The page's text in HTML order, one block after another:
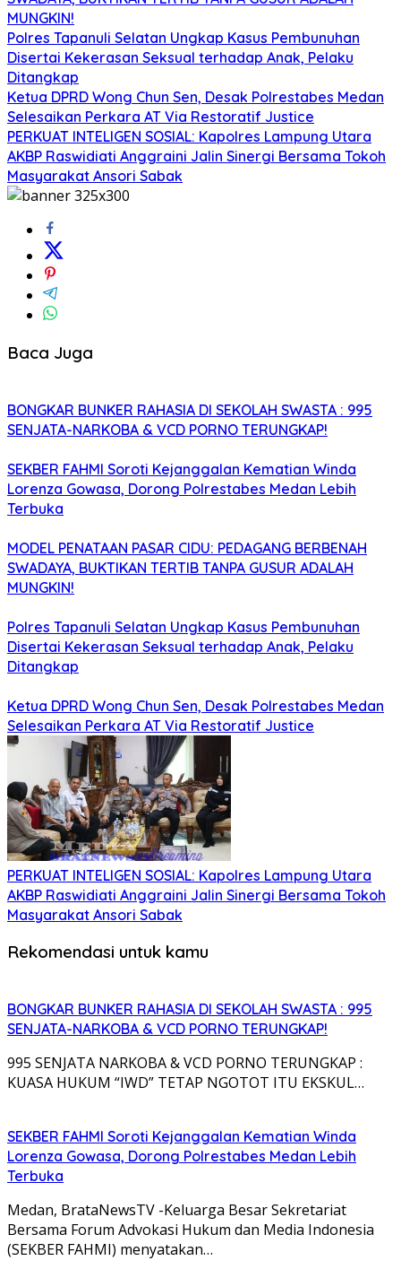
MUNGKIN!
Polres Tapanuli Selatan Ungkap Kasus Pembunuhan
Disertai Kekerasan Seksual terhadap Anak, Pelaku
Ditangkap
Ketua DPRD Wong Chun Sen, Desak Polrestabes Medan
Selesaikan Perkara AT Via Restoratif Justice
PERKUAT INTELIGEN SOSIAL: Kapolres Lampung Utara
AKBP Raswidiati Anggraini Jalin Sinergi Bersama Tokoh
Masyarakat Ansori Sabak
Baca Juga
BONGKAR BUNKER RAHASIA DI SEKOLAH SWASTA : 995
SENJATA-NARKOBA & VCD PORNO TERUNGKAP!
SEKBER FAHMI Soroti Kejanggalan Kematian Winda
Lorenza Gowasa, Dorong Polrestabes Medan Lebih
Terbuka
MODEL PENATAAN PASAR CIDU: PEDAGANG BERBENAH
SWADAYA, BUKTIKAN TERTIB TANPA GUSUR ADALAH
MUNGKIN!
Polres Tapanuli Selatan Ungkap Kasus Pembunuhan
Disertai Kekerasan Seksual terhadap Anak, Pelaku
Ditangkap
Ketua DPRD Wong Chun Sen, Desak Polrestabes Medan
Selesaikan Perkara AT Via Restoratif Justice
PERKUAT INTELIGEN SOSIAL: Kapolres Lampung Utara
AKBP Raswidiati Anggraini Jalin Sinergi Bersama Tokoh
Masyarakat Ansori Sabak
Rekomendasi untuk kamu
BONGKAR BUNKER RAHASIA DI SEKOLAH SWASTA : 995
SENJATA-NARKOBA & VCD PORNO TERUNGKAP!
995 SENJATA NARKOBA & VCD PORNO TERUNGKAP :
KUASA HUKUM “IWD” TETAP NGOTOT ITU EKSKUL…
SEKBER FAHMI Soroti Kejanggalan Kematian Winda
Lorenza Gowasa, Dorong Polrestabes Medan Lebih
Terbuka
Medan, BrataNewsTV -Keluarga Besar Sekretariat
Bersama Forum Advokasi Hukum dan Media Indonesia
(SEKBER FAHMI) menyatakan…